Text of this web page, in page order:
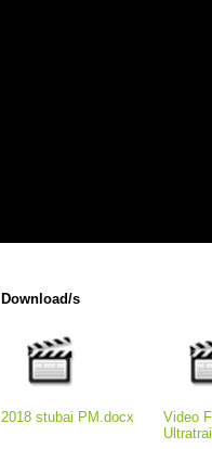
0Download/s
2018 stubai PM.docx
Video